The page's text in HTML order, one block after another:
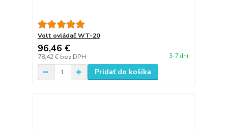
Volt ovládač WT-20
96,46 €
78,42 € bez DPH 3-7 dní
Pridať do košíka